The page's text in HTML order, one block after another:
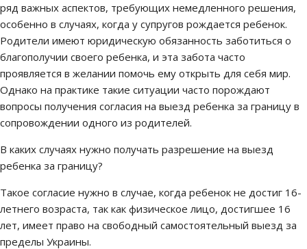
ряд важных аспектов, требующих немедленного решения,
особенно в случаях, когда у супругов рождается ребенок.
Родители имеют юридическую обязанность заботиться о
благополучии своего ребенка, и эта забота часто
проявляется в желании помочь ему открыть для себя мир.
Однако на практике такие ситуации часто порождают
вопросы получения согласия на выезд ребенка за границу в
сопровождении одного из родителей.
В каких случаях нужно получать разрешение на выезд
ребенка за границу?
Такое согласие нужно в случае, когда ребенок не достиг 16-
летнего возраста, так как физическое лицо, достигшее 16
лет, имеет право на свободный самостоятельный выезд за
пределы Украины.